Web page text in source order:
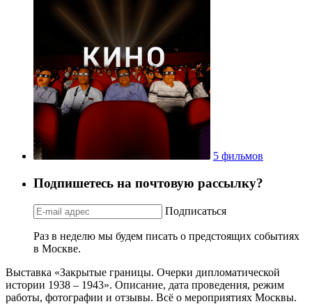
5 фильмов
Подпишетесь на почтовую рассылку?
Подписаться
Раз в неделю мы будем писать о предстоящих событиях
в Москве.
Выставка «Закрытые границы. Очерки дипломатической
истории 1938 – 1943». Описание, дата проведения, режим
работы, фотографии и отзывы. Всё о мероприятиях Москвы.